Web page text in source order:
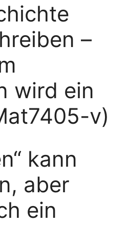
–
wird ein
v)
kann
aber
ein